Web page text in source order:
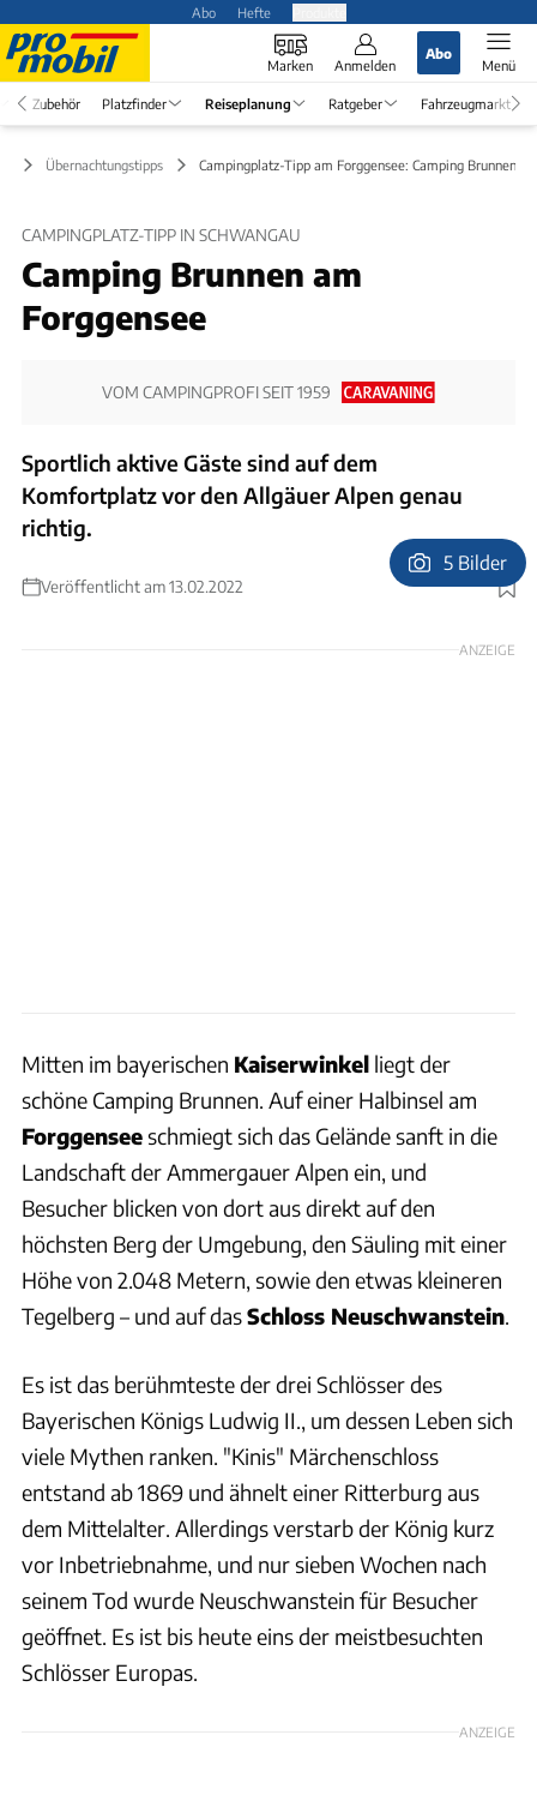
Abo Hefte
Marken Anmelden
Abo
Menü
Zubehör Platzfinder Reiseplanung Ratgeber Fahrzeugmarkt
Übernachtungstipps Campingplatz-Tipp am Forggensee: Camping Brunnen
CAMPINGPLATZ-TIPP IN SCHWANGAU
Camping Brunnen am
Forggensee
VOM CAMPINGPROFI SEIT 1959
Sportlich aktive Gäste sind auf dem
Komfortplatz vor den Allgäuer Alpen genau
richtig.
Veröffentlicht am 13.02.2022
Foto: Phil Haber Photography via Getty Images
5 Bilder
ANZEIGE
Mitten im bayerischen Kaiserwinkel liegt der
schöne Camping Brunnen. Auf einer Halbinsel am
Forggenseeschmiegt sich das Gelände sanft in die
Landschaft der Ammergauer Alpen ein, und
Besucher blicken von dort aus direkt auf den
höchsten Berg der Umgebung, den Säuling mit einer
Höhe von 2.048 Metern, sowie den etwas kleineren
Tegelberg – und auf dasSchloss Neuschwanstein
Es ist das berühmteste der drei Schlösser des
Bayerischen Königs Ludwig II., um dessen Leben sich
viele Mythen ranken. "Kinis" Märchenschloss
entstand ab 1869 und ähnelt einer Ritterburg aus
dem Mittelalter. Allerdings verstarb der König kurz
vor Inbetriebnahme, und nur sieben Wochen nach
seinem Tod wurde Neuschwanstein für Besucher
geöffnet. Es ist bis heute eins der meistbesuchten
Schlösser Europas.
ANZEIGE